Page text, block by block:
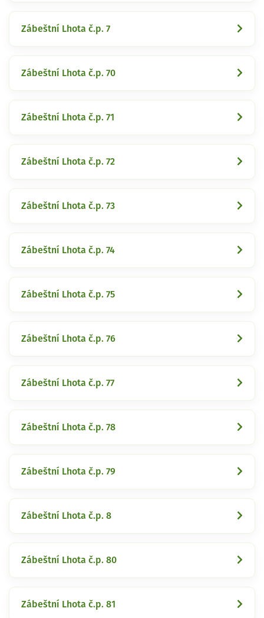
Zábeštní Lhota č.p. 7
Zábeštní Lhota č.p. 70
Zábeštní Lhota č.p. 71
Zábeštní Lhota č.p. 72
Zábeštní Lhota č.p. 73
Zábeštní Lhota č.p. 74
Zábeštní Lhota č.p. 75
Zábeštní Lhota č.p. 76
Zábeštní Lhota č.p. 77
Zábeštní Lhota č.p. 78
Zábeštní Lhota č.p. 79
Zábeštní Lhota č.p. 8
Zábeštní Lhota č.p. 80
Zábeštní Lhota č.p. 81